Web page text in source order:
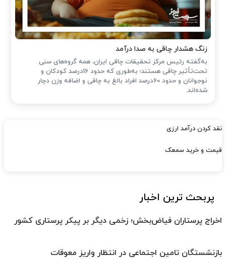
زنگ هشدار چاقی به صدا درآمد
به‌گفته رئیس مرکز تحقیقات چاقی ایران، همه گروه‌های سنی
تحت‌تأثیر چاقی هستند؛ به‌طوری که حدود 16درصد کودکان و
نوجوانان و حدود 60درصد افراد بالغ به چاقی و اضافه وزن دچار
شده‌اند.
نقد کردن درآمد ارزی
قیمت و خرید سمعک
پربحث ترین اخبار
اخراج پرستاران فیاض‌بخش؛ زخمی دیگر بر پیکر پرستاری کشور
بازنشستگان تامین اجتماعی در انتظار واریز معوقات